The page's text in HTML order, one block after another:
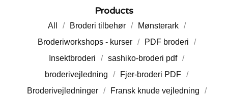
Products
All Broderi tilbehør
Mønsterark
Broderiworkshops - kurser
PDF broderi
Insektbroderi
sashiko-broderi pdf
broderivejledning
Fjer-broderi PDF
Broderivejledninger
Fransk knude vejledning